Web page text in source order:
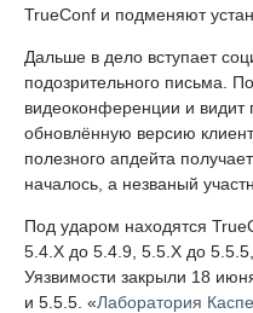
TrueConf и подменяют
Дальше в дело вступает
подозрительного письма.
видеоконференции и видит
обновлённую версию
полезного апдейта
началось, а незваный
Под ударом находятся
5.4.X до 5.4.9, 5.5.X до
Уязвимости закрыли 18
и 5.5.5. «Лаборатория